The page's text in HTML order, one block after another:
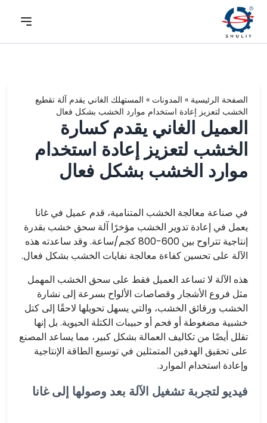
الصفحة الرئيسية » المدونات » المستهلك الغاني يقدم آلة تقطيع
الخشب لتعزيز إعادة استخدام موارد الخشب بشكل فعال
العميل الغاني يقدم كسارة
الخشب لتعزيز إعادة استخدام
موارد الخشب بشكل فعال
في صناعة معالجة الخشب المتنامية، قدم عميل في غانا
يعمل في إعادة تدوير الخشب مؤخرًا آلة سحق خشب بقدرة
إنتاجية تتراوح بين 600-800 كجم/ساعة. وقد ساعدته هذه
الآلة على تحسين كفاءة معالجة نفايات الخشب بشكل فعال.
هذه الآلة لا تساعد العميل فقط على سحق الخشب المهمل
مثل فروع الأشجار وقصاصات الألواح بسرعة إلى نشارة
الخشب ورقائق الخشب، والتي يسهل تحويلها لاحقًا إلى كتل
خشبية مضغوطة أو فحم أو حبيبات الكتلة الحيوية. بل إنها
تقلل أيضًا من تكاليف العمالة بشكل كبير، مما يساعد المصنع
على تحقيق الهدفين المتمثلين في توسيع الطاقة الإنتاجية
وإعادة استخدام الموارد.
فيديو لتجربة تشغيل الآلة بعد وصولها إلى غانا